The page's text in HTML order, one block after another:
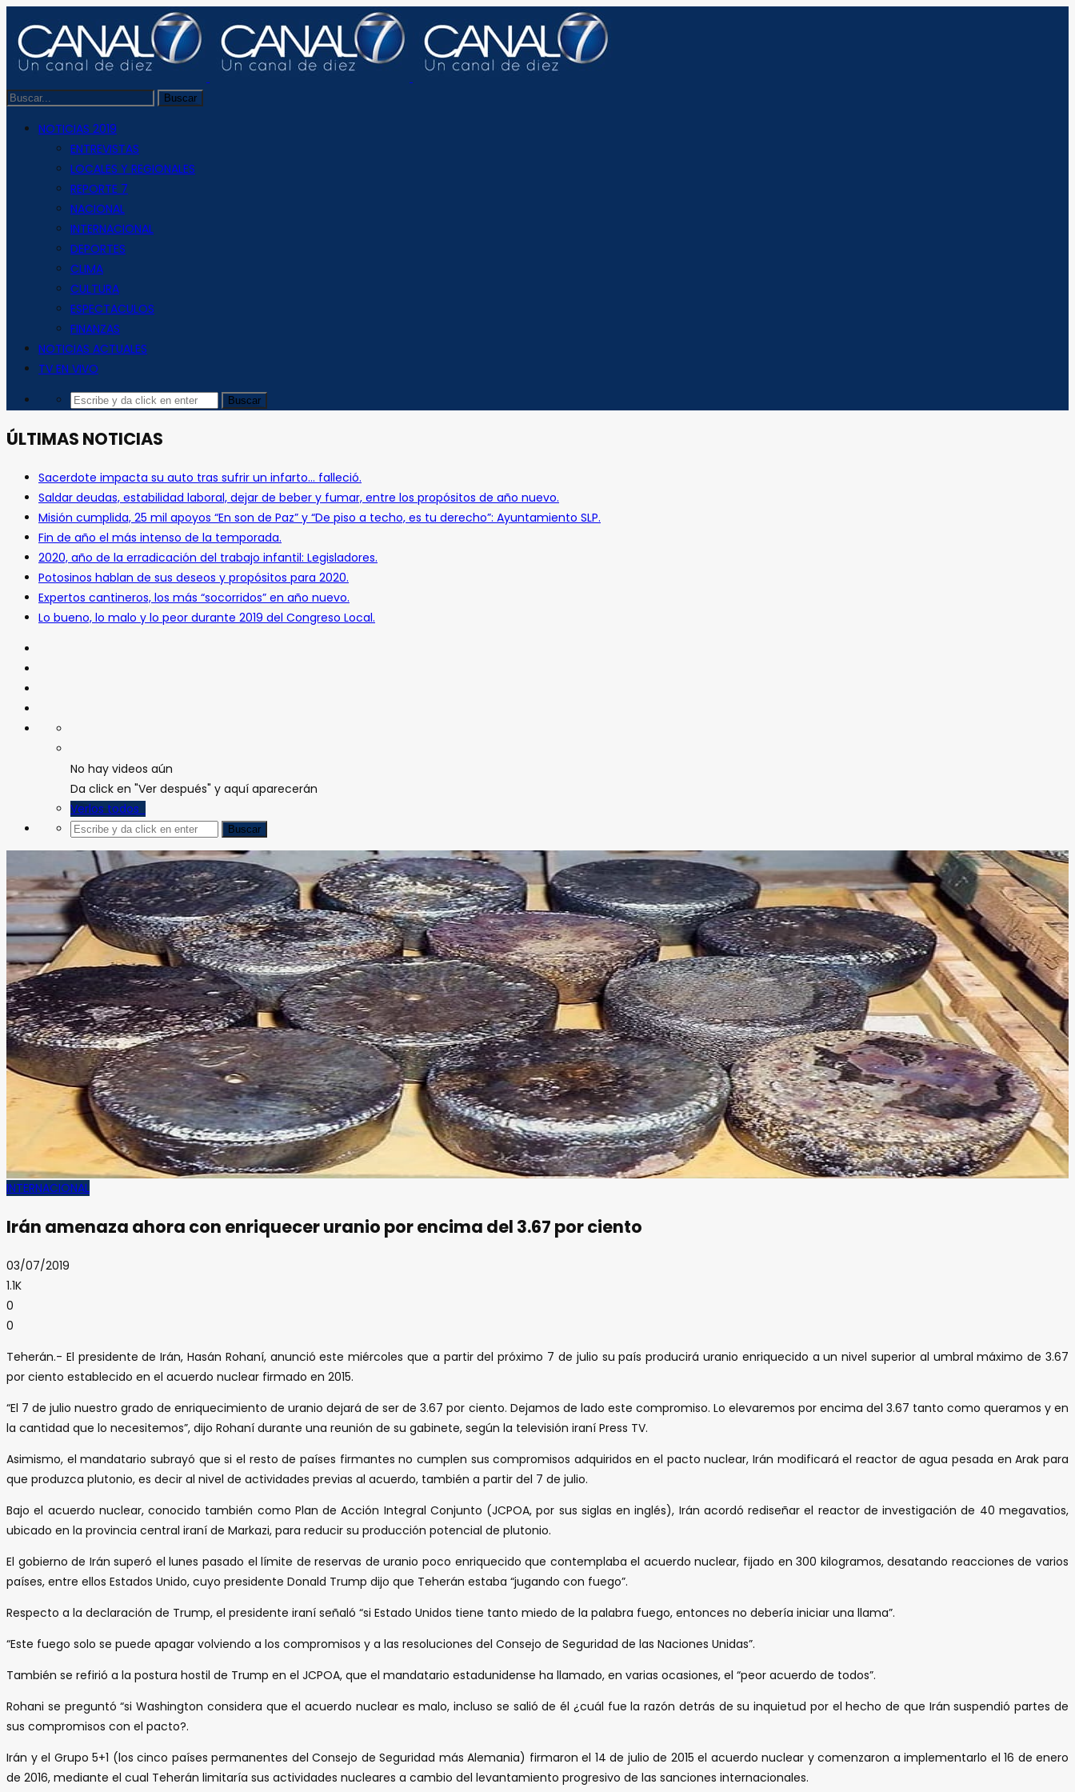
NOTICIAS 2019
ENTREVISTAS
LOCALES Y REGIONALES
REPORTE 7
NACIONAL
INTERNACIONAL
DEPORTES
CLIMA
CULTURA
ESPECTACULOS
FINANZAS
NOTICIAS ACTUALES
TV EN VIVO
ÚLTIMAS NOTICIAS
Sacerdote impacta su auto tras sufrir un infarto… falleció.
Saldar deudas, estabilidad laboral, dejar de beber y fumar, entre los propósitos de año nuevo.
Misión cumplida, 25 mil apoyos “En son de Paz” y “De piso a techo, es tu derecho”: Ayuntamiento SLP.
Fin de año el más intenso de la temporada.
2020, año de la erradicación del trabajo infantil: Legisladores.
Potosinos hablan de sus deseos y propósitos para 2020.
Expertos cantineros, los más “socorridos” en año nuevo.
Lo bueno, lo malo y lo peor durante 2019 del Congreso Local.
No hay videos aún
Da click en "Ver después" y aquí aparecerán
Verlos todos
INTERNACIONAL
Irán amenaza ahora con enriquecer uranio por encima del 3.67 por ciento
03/07/2019
1.1K
0
0
Teherán.- El presidente de Irán, Hasán Rohaní, anunció este miércoles que a partir del próximo 7 de julio su país producirá uranio enriquecido a un nivel superior al umbral máximo de 3.67
por ciento establecido en el acuerdo nuclear firmado en 2015.
“El 7 de julio nuestro grado de enriquecimiento de uranio dejará de ser de 3.67 por ciento. Dejamos de lado este compromiso. Lo elevaremos por encima del 3.67 tanto como queramos y en
la cantidad que lo necesitemos”, dijo Rohaní durante una reunión de su gabinete, según la televisión iraní Press TV.
Asimismo, el mandatario subrayó que si el resto de países firmantes no cumplen sus compromisos adquiridos en el pacto nuclear, Irán modificará el reactor de agua pesada en Arak para
que produzca plutonio, es decir al nivel de actividades previas al acuerdo, también a partir del 7 de julio.
Bajo el acuerdo nuclear, conocido también como Plan de Acción Integral Conjunto (JCPOA, por sus siglas en inglés), Irán acordó rediseñar el reactor de investigación de 40 megavatios,
ubicado en la provincia central iraní de Markazi, para reducir su producción potencial de plutonio.
El gobierno de Irán superó el lunes pasado el límite de reservas de uranio poco enriquecido que contemplaba el acuerdo nuclear, fijado en 300 kilogramos, desatando reacciones de varios
países, entre ellos Estados Unido, cuyo presidente Donald Trump dijo que Teherán estaba “jugando con fuego”.
Respecto a la declaración de Trump, el presidente iraní señaló “si Estado Unidos tiene tanto miedo de la palabra fuego, entonces no debería iniciar una llama”.
“Este fuego solo se puede apagar volviendo a los compromisos y a las resoluciones del Consejo de Seguridad de las Naciones Unidas”.
También se refirió a la postura hostil de Trump en el JCPOA, que el mandatario estadunidense ha llamado, en varias ocasiones, el “peor acuerdo de todos”.
Rohani se preguntó “si Washington considera que el acuerdo nuclear es malo, incluso se salió de él ¿cuál fue la razón detrás de su inquietud por el hecho de que Irán suspendió partes de
sus compromisos con el pacto?.
Irán y el Grupo 5+1 (los cinco países permanentes del Consejo de Seguridad más Alemania) firmaron el 14 de julio de 2015 el acuerdo nuclear y comenzaron a implementarlo el 16 de enero
de 2016, mediante el cual Teherán limitaría sus actividades nucleares a cambio del levantamiento progresivo de las sanciones internacionales.